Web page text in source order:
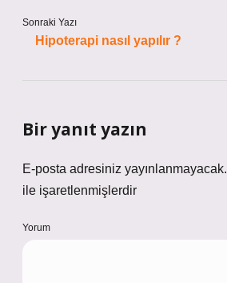
Sonraki Yazı
Hipoterapi nasıl yapılır ?
Bir yanıt yazın
E-posta adresiniz yayınlanmayacak.
ile işaretlenmişlerdir
Yorum